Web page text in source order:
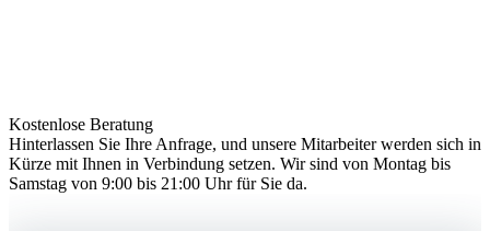
Kostenlose Beratung
Hinterlassen Sie Ihre Anfrage, und unsere Mitarbeiter werden sich in
Kürze mit Ihnen in Verbindung setzen. Wir sind von Montag bis
Samstag von 9:00 bis 21:00 Uhr für Sie da.